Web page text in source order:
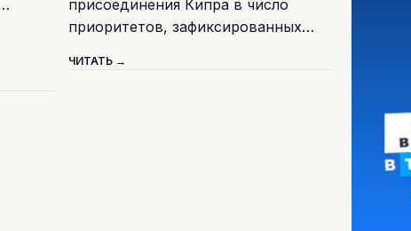
присоединения Кипра в число
приоритетов, зафиксированных…
ЧИТАТЬ →